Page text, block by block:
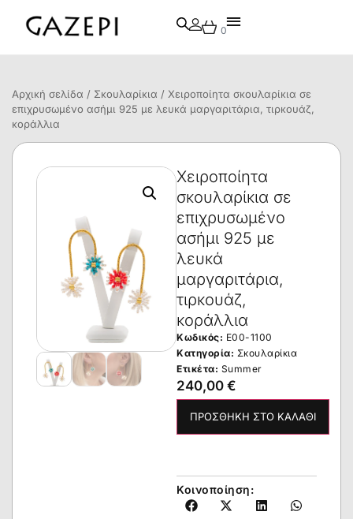
0
Αρχική σελίδα / Σκουλαρίκια / Χειροποίητα σκουλαρίκια σε
επιχρυσωμένο ασήμι 925 με λευκά μαργαριτάρια, τιρκουάζ,
κοράλλια
Χειροποίητα
σκουλαρίκια σε
επιχρυσωμένο
ασήμι 925 με
λευκά
μαργαριτάρια,
τιρκουάζ,
κοράλλια
Κωδικός: E00-1100
Κατηγορία: Σκουλαρίκια
Ετικέτα: Summer
240,00 €
ΠΡΟΣΘΉΚΗ ΣΤΟ ΚΑΛΆΘΙ
Κοινοποίηση: